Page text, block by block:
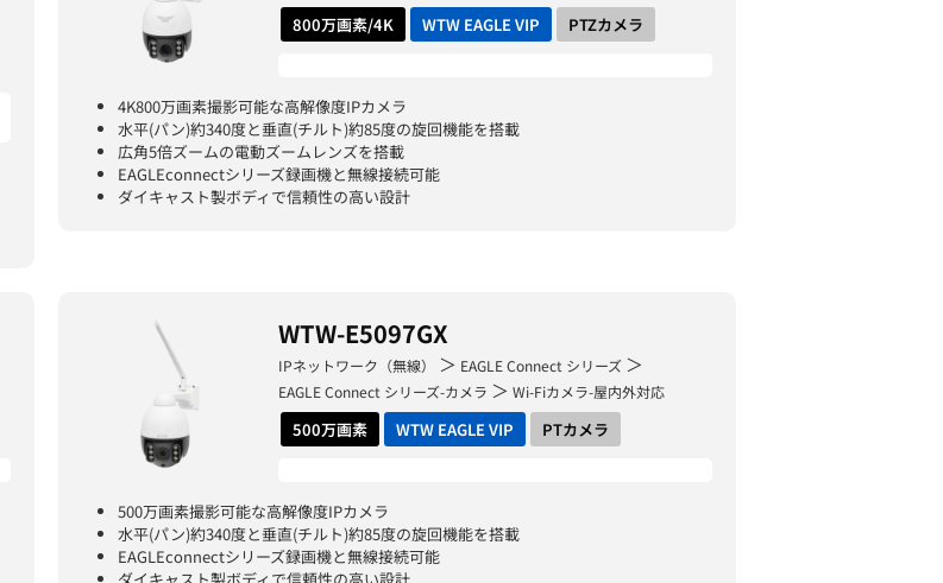
800万画素/4K WTW EAGLE VIP PTZカメラ
4K800万画素撮影可能な高解像度IPカメラ
水平(パン)約340度と垂直(チルト)約85度の旋回機能を搭載
広角5倍ズームの電動ズームレンズを搭載
EAGLEconnectシリーズ録画機と無線接続可能
ダイキャスト製ボディで信頼性の高い設計
WTW-E5097GX
IPネットワーク（無線） ＞ EAGLE Connect シリーズ ＞
EAGLE Connect シリーズ-カメラ ＞ Wi-Fiカメラ-屋内外対応
500万画素 WTW EAGLE VIP PTカメラ
500万画素撮影可能な高解像度IPカメラ
水平(パン)約340度と垂直(チルト)約85度の旋回機能を搭載
EAGLEconnectシリーズ録画機と無線接続可能